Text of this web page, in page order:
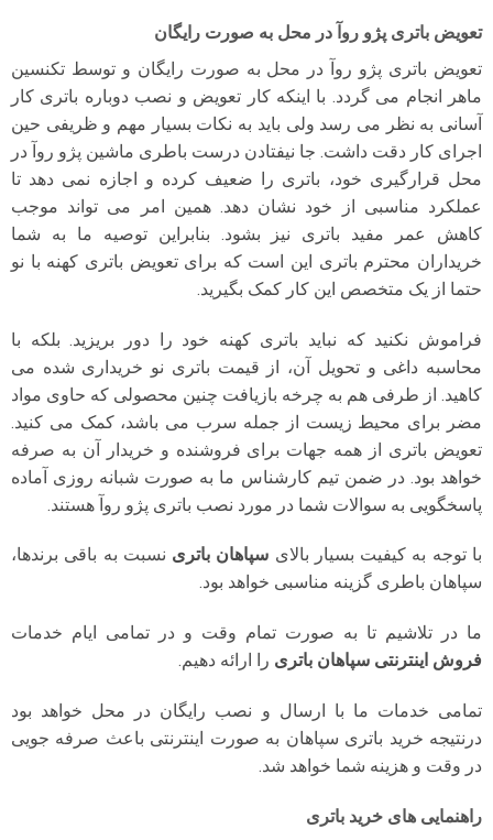
تعویض باتری پژو روآ در محل به صورت رایگان
تعویض باتری پژو روآ در محل به صورت رایگان و توسط تکنسین
ماهر انجام می گردد. با اینکه کار تعویض و نصب دوباره باتری کار
آسانی به نظر می رسد ولی باید به نکات بسیار مهم و ظریفی حین
اجرای کار دقت داشت. جا نیفتادن درست باطری ماشین پژو روآ در
محل قرارگیری خود، باتری را ضعیف کرده و اجازه نمی دهد تا
عملکرد مناسبی از خود نشان دهد. همین امر می تواند موجب
کاهش عمر مفید باتری نیز بشود. بنابراین توصیه ما به شما
خریداران محترم باتری این است که برای تعویض باتری کهنه با نو
حتما از یک متخصص این کار کمک بگیرید.
فراموش نکنید که نباید باتری کهنه خود را دور بریزید. بلکه با
محاسبه داغی و تحویل آن، از قیمت باتری نو خریداری شده می
کاهید. از طرفی هم به چرخه بازیافت چنین محصولی که حاوی مواد
مضر برای محیط زیست از جمله سرب می باشد، کمک می کنید.
تعویض باتری از همه جهات برای فروشنده و خریدار آن به صرفه
خواهد بود. در ضمن تیم کارشناس ما به صورت شبانه روزی آماده
پاسخگویی به سوالات شما در مورد نصب باتری پژو روآ هستند.
با توجه به کیفیت بسیار بالای سپاهان باتری نسبت به باقی برندها،
سپاهان باطری گزینه مناسبی خواهد بود.
ما در تلاشیم تا به صورت تمام وقت و در تمامی ایام خدمات
فروش اینترنتی سپاهان باتری را ارائه دهیم.
تمامی خدمات ما با ارسال و نصب رایگان در محل خواهد بود
درنتیجه خرید باتری سپاهان به صورت اینترنتی باعث صرفه جویی
در وقت و هزینه شما خواهد شد.
راهنمایی های خرید باتری